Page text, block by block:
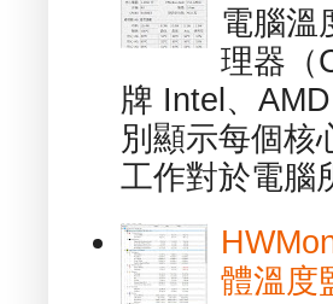
電腦溫
理器（
牌 Intel、
別顯示每個核
工作對於電腦
體溫度